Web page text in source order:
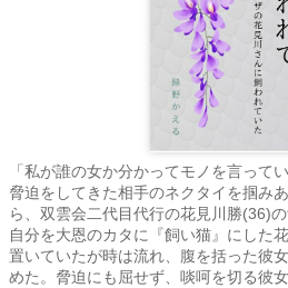
「私が誰の女か分かってモノを言って
脅迫をしてきた相手のネクタイを掴み
ら、双雲会二代目代行の花見川勝(36)
自分を大恩のカタに『飼い猫』にした
置いていたが時は流れ、腹を括った彼
めた。脅迫にも屈せず、啖呵を切る彼